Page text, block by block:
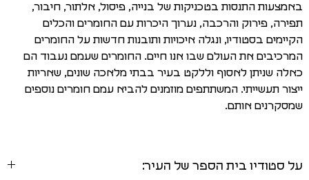
באמצעות התנסות בטכניקות של בנייה, פיסול, אלתור, חיבור,
תפירה, פירוק והרכבה, נערוך היכרות עם החומרים והכלים
הקיימים בסטודיו, ונגלה איכויות ותובנות חדשות על החומרים
המרכיבים את העולם שבו אנו חיים. החומרים שעמם נעבוד הם
כאלה שניתן לאסוף וללקט בעיר בבתי מלאכה שונים, שאריות
ייצור תעשייתי. המשתתפים מוזמנים להביא עמם חומרים נוספים
שמסקרנים אותם.
על סטודיו בית הספר של העיר: